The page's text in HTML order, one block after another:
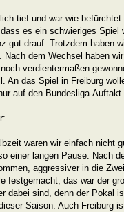
tief und war wie
es ein schwieriges Spiel
gut drauf. Trotzdem haben
Nach dem Wechsel haben
verdientermaßen
An das Spiel in Freiburg
auf den Bundesliga-
Keßler:
waren wir einfach nicht
einer langen Pause. Nach
aggressiver in die
festgemacht, das war der
dabei sind, denn der Pokal
Saison. Auch Freiburg